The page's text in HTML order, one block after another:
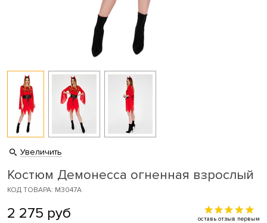
Увеличить
Костюм Демонесса огненная взрослый
КОД ТОВАРА: M3047A
2 275 руб оставь отзыв первым